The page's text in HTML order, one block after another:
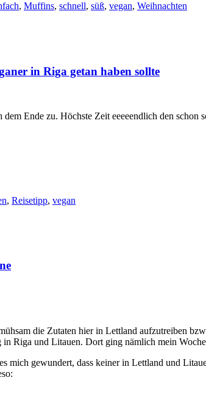
, Muffins, schnell, süß, vegan, Weihnachten
in Riga getan haben sollte
Ende zu. Höchste Zeit eeeeendlich den
, Reisetipp, vegan
die Zutaten hier in Lettland aufzutreiben
in Riga und Litauen. Dort ging nämlich mein
mich gewundert, dass keiner in Lettland und